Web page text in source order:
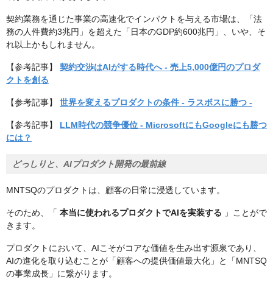
契約業務を通じた事業の高速化でインパクトを与える市場は、「法
務の人件費約3兆円」を超えた「日本のGDP約600兆円」、いや、そ
れ以上かもしれません。
【参考記事】 契約交渉はAIがする時代へ - 売上5,000億円のプロダ
クトを創る
【参考記事】 世界を変えるプロダクトの条件 - ラスボスに勝つ -
【参考記事】 LLM時代の競争優位 - MicrosoftにもGoogleにも勝つ
には？
どっしりと、AIプロダクト開発の最前線
MNTSQのプロダクトは、顧客の日常に浸透しています。
そのため、「 本当に使われるプロダクトでAIを実装する 」ことがで
きます。
プロダクトにおいて、AIこそがコアな価値を生み出す源泉であり、
AIの進化を取り込むことが「顧客への提供価値最大化」と「MNTSQ
の事業成長」に繋がります。